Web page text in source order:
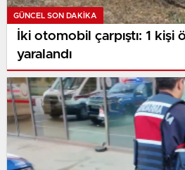
GÜNCEL SON DAKİKA
İki otomobil çarpıştı: 1 kişi
yaralandı